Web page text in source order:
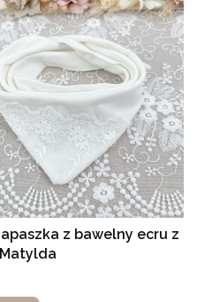
z bawelny ecru z